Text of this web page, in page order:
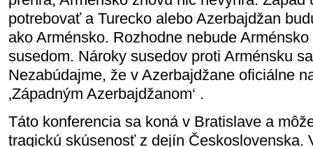
potrebovať a Turecko alebo Azerbajdžan
ako Arménsko. Rozhodne nebude
susedom. Nároky susedov proti Arménsku
Nezabúdajme, že v Azerbajdžane oficiálne
‚Západným Azerbajdžanom‘ .
Táto konferencia sa koná v Bratislave a
tragickú skúsenosť z dejín Československa.